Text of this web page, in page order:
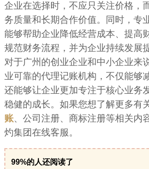
企业在选择时，不应只关注价格，
务质量和长期合作价值。同时，专
能够帮助企业降低经营成本、提高
规范财务流程，并为企业持续发展
对于广州的创业企业和中小企业来
业可靠的代理记账机构，不仅能够
还能够让企业更加专注于核心业务
稳健的成长。如果您想了解更多有
账、公司注册、商标注册等相关内
灼集团在线客服。
99%的人还阅读了